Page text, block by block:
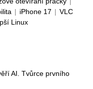
| iPhone 17 | VLC
Linux
AI. Tvůrce prvního